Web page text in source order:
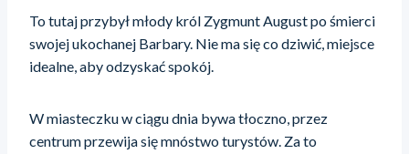
To tutaj przybył młody król Zygmunt August po śmierci
swojej ukochanej Barbary. Nie ma się co dziwić, miejsce
idealne, aby odzyskać spokój.
W miasteczku w ciągu dnia bywa tłoczno, przez
centrum przewija się mnóstwo turystów. Za to